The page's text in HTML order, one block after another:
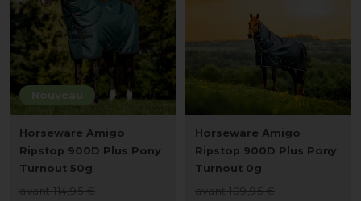
Nouveau
Horseware Amigo
Ripstop 900D Plus Pony
Turnout 50g
avant 114,95 €
Horseware Amigo
Ripstop 900D Plus Pony
Turnout 0g
avant 109,95 €